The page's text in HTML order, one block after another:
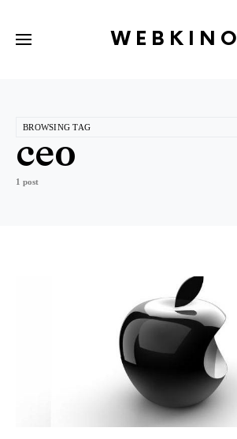
WEBKINO
BROWSING TAG
ceo
1 post